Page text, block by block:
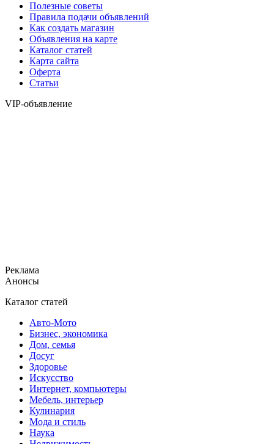
Полезные советы
Правила подачи объявлений
Как создать магазин
Объявления на карте
Каталог статей
Карта сайта
Оферта
Статьи
VIP-объявление
Реклама
Анонсы
Каталог статей
Авто-Мото
Бизнес, экономика
Дом, семья
Досуг
Здоровье
Искусство
Интернет, компьютеры
Мебель, интерьер
Кулинария
Мода и стиль
Наука